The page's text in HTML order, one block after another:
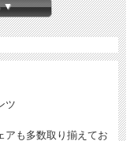
▼
ツ
アも多数取り揃えてお